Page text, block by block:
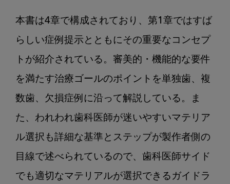
本書は4章で構成されており、第1章ではすば
らしい症例提示とともにその重要なコンセプ
トが紹介されている。審美的・機能的な要件
を満たす治療ゴールのポイントを単独歯、複
数歯、欠損症例に沿って解説している。ま
た、われわれ歯科医師が迷いやすいマテリア
ル選択も詳細な基準とステップが製作者側の
目線で述べられているので、歯科医師サイド
でも適切なマテリアルが選択できるガイドラ